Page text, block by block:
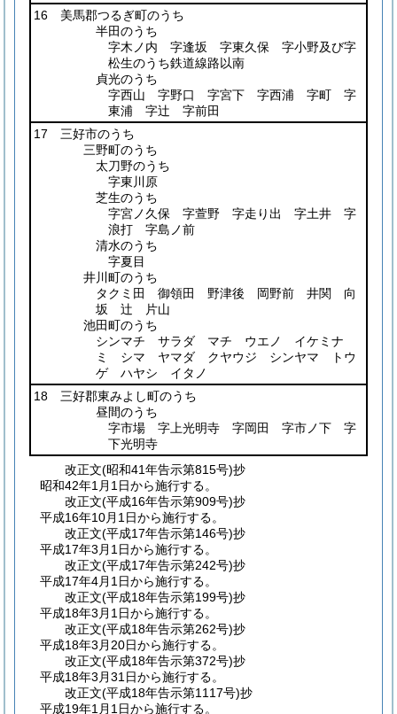
16 美馬郡つるぎ町のうち
半田のうち
字木ノ内 字逢坂 字東久保 字小野及び字
松生のうち鉄道線路以南
貞光のうち
字西山 字野口 字宮下 字西浦 字町 字
東浦 字辻 字前田
17 三好市のうち
三野町のうち
太刀野のうち
字東川原
芝生のうち
字宮ノ久保 字萱野 字走り出 字土井 字
浪打 字島ノ前
清水のうち
字夏目
井川町のうち
タクミ田 御領田 野津後 岡野前 井関 向
坂 辻 片山
池田町のうち
シンマチ サラダ マチ ウエノ イケミナ
ミ シマ ヤマダ クヤウジ シンヤマ トウ
ゲ ハヤシ イタノ
18 三好郡東みよし町のうち
昼間のうち
字市場 字上光明寺 字岡田 字市ノ下 字
下光明寺
改正文(昭和41年告示第815号)抄
昭和42年1月1日から施行する。
改正文(平成16年告示第909号)抄
平成16年10月1日から施行する。
改正文(平成17年告示第146号)抄
平成17年3月1日から施行する。
改正文(平成17年告示第242号)抄
平成17年4月1日から施行する。
改正文(平成18年告示第199号)抄
平成18年3月1日から施行する。
改正文(平成18年告示第262号)抄
平成18年3月20日から施行する。
改正文(平成18年告示第372号)抄
平成18年3月31日から施行する。
改正文(平成18年告示第1117号)抄
平成19年1月1日から施行する。